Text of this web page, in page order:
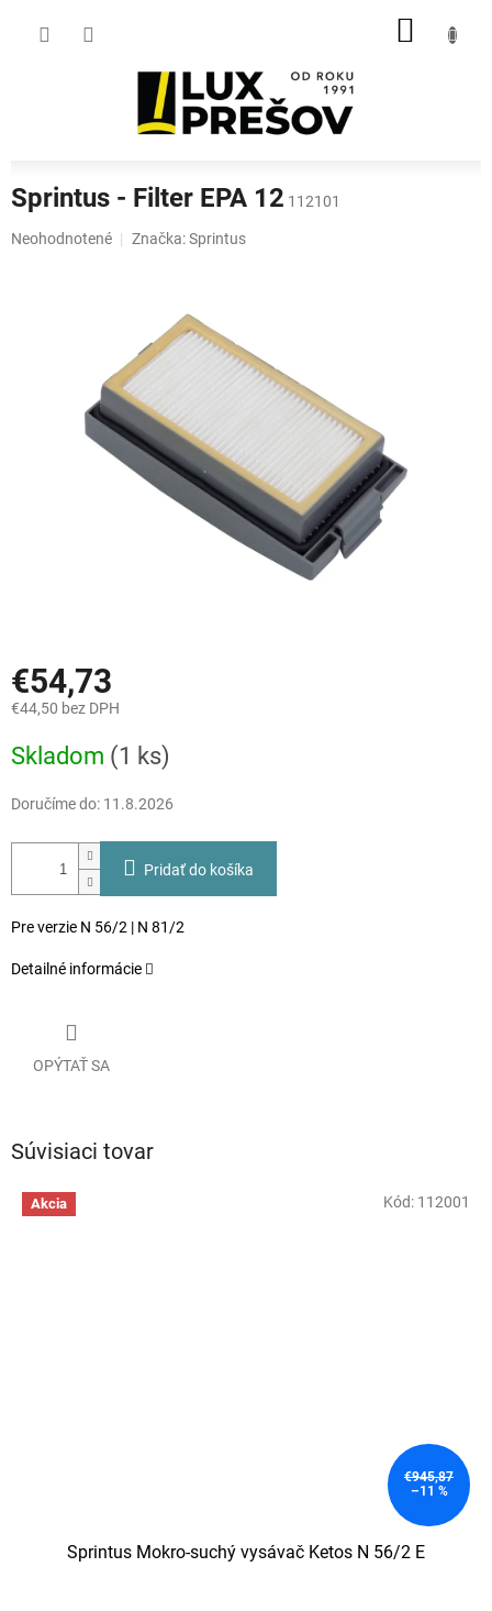
Sprintus - Filter EPA 12 112101
Priemerné
Neohodnotené Značka:Sprintus
€54,73
€44,50 bez DPH
cena:
Skladom (1 ks)
Doručíme do: 11.8.2026
Pridať do košíka
Pre verzie N 56/2 | N 81/2
Detailné informácie
OPÝTAŤ SA
Súvisiaci tovar
Akcia
€945,87
–11 %
Sprintus Mokro-suchý vysávač Ketos N 56/2 E
Kód: 112001